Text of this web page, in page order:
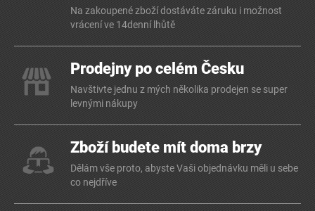
Na zakoupené zboží dostáváte záruku i možnost
vrácení ve 14denní lhůtě
Prodejny po celém Česku
Navštivte jednu z mých několika prodejen se super
levnými nákupy
Zboží budete mít doma brzy
Dělám vše proto, abyste Vaši objednávku měli u sebe
co nejdříve